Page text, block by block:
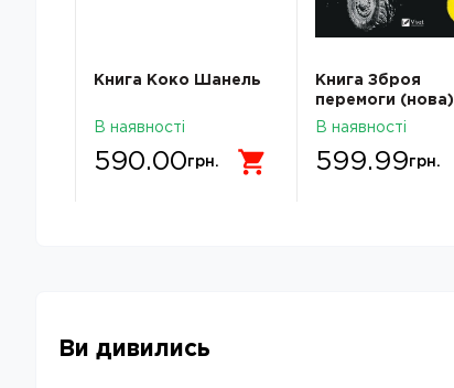
Книга Коко Шанель
В наявності
590.00грн.
Книга Зброя
перемоги (нова)
В наявності
599.99грн.
Ви дивились